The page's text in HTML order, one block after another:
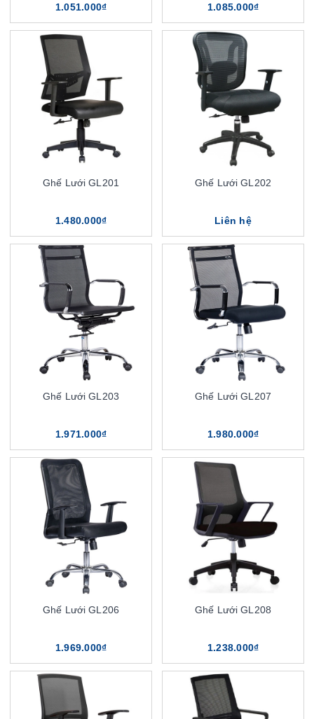
1.051.000₫ 1.085.000₫
Ghế Lưới GL201
1.480.000₫
Ghế Lưới GL202
Liên hệ
Ghế Lưới GL203
1.971.000₫
Ghế Lưới GL207
1.980.000₫
Ghế Lưới GL206
1.969.000₫
Ghế Lưới GL208
1.238.000₫